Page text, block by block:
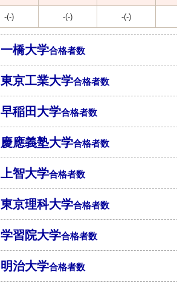
-(-)
-(-) -(-)
一橋大学合格者数
東京工業大学合格者数
早稲田大学合格者数
慶應義塾大学合格者数
上智大学合格者数
東京理科大学合格者数
学習院大学合格者数
明治大学合格者数